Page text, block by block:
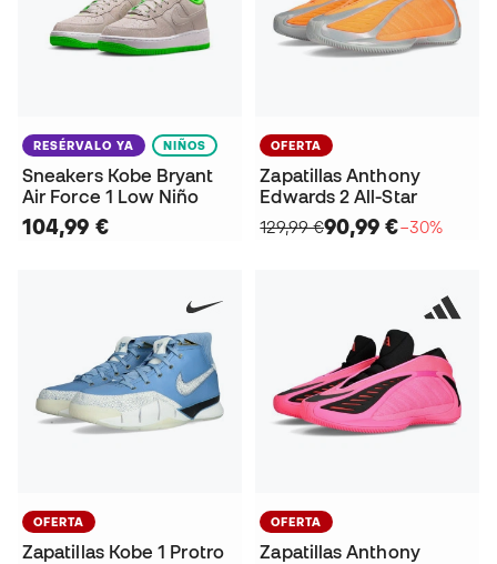
RESÉRVALO YA NIÑOS
Sneakers Kobe Bryant
Air Force 1 Low Niño
104,99 €
OFERTA
Zapatillas Anthony
Edwards 2 All-Star
129,99 €90,99 €−30%
OFERTA
Zapatillas Kobe 1 Protro
OFERTA
Zapatillas Anthony